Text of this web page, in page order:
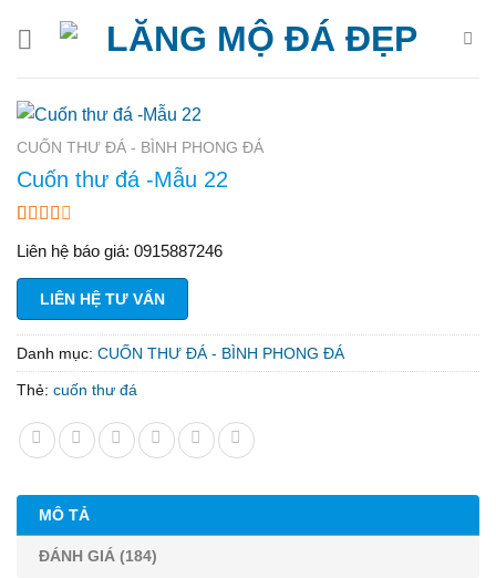
CUỐN THƯ ĐÁ - BÌNH PHONG ĐÁ
Cuốn thư đá -Mẫu 22
trên 5
dựa
trên
đánh
Liên hệ báo giá: 0915887246
LIÊN HỆ TƯ VẤN
Danh mục: CUỐN THƯ ĐÁ - BÌNH PHONG ĐÁ
Thẻ: cuốn thư đá
MÔ TẢ
ĐÁNH GIÁ (184)